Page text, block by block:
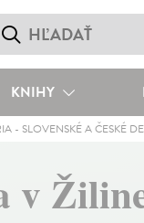
KNIHY
- SLOVENSKÉ A ČESKÉ
v